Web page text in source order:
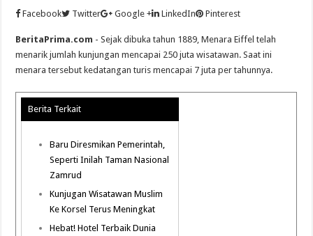
Facebook Twitter Google + LinkedIn Pinterest
BeritaPrima.com - Sejak dibuka tahun 1889, Menara Eiffel telah
menarik jumlah kunjungan mencapai 250 juta wisatawan. Saat ini
menara tersebut kedatangan turis mencapai 7 juta per tahunnya.
Berita Terkait
Baru Diresmikan Pemerintah,
Seperti Inilah Taman Nasional
Zamrud
Kunjugan Wisatawan Muslim
Ke Korsel Terus Meningkat
Hebat! Hotel Terbaik Dunia